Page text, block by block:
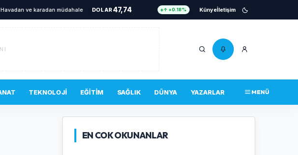
ve karadan müdahale ediliyor Cezaevine gönderildi İnegöl’de alevler yükseldi!• Yavru kedi için
DOLAR 47,74 ↑ +0.18% Künyeİletişim
TEKNOLOJI EĞITIM SAĞLIK DÜNYA YAZARLAR MENÜ
EN COK OKUNANLAR